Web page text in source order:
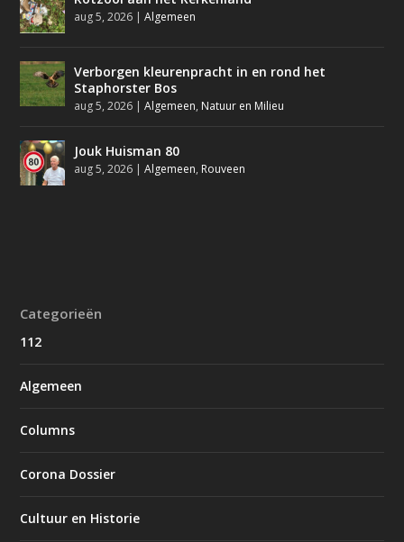
aug 5, 2026 |Algemeen
Verborgen kleurenpracht in en rond het
Staphorster Bos
aug 5, 2026 |Algemeen, Natuur en Milieu
Jouk Huisman 80
aug 5, 2026 |Algemeen, Rouveen
Categorieën
112
Algemeen
Columns
Corona Dossier
Cultuur en Historie